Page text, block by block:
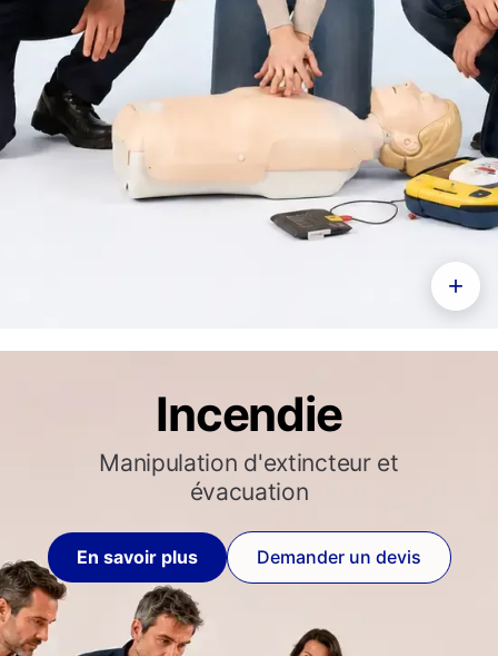
+
Incendie
Manipulation d'extincteur et
évacuation
En savoir plus Demander un devis